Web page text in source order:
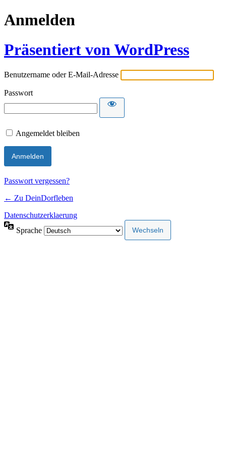
Anmelden
Präsentiert von WordPress
Benutzername oder E-Mail-Adresse
Passwort
Angemeldet bleiben
Passwort vergessen?
← Zu DeinDorfleben
Datenschutzerklaerung
Sprache